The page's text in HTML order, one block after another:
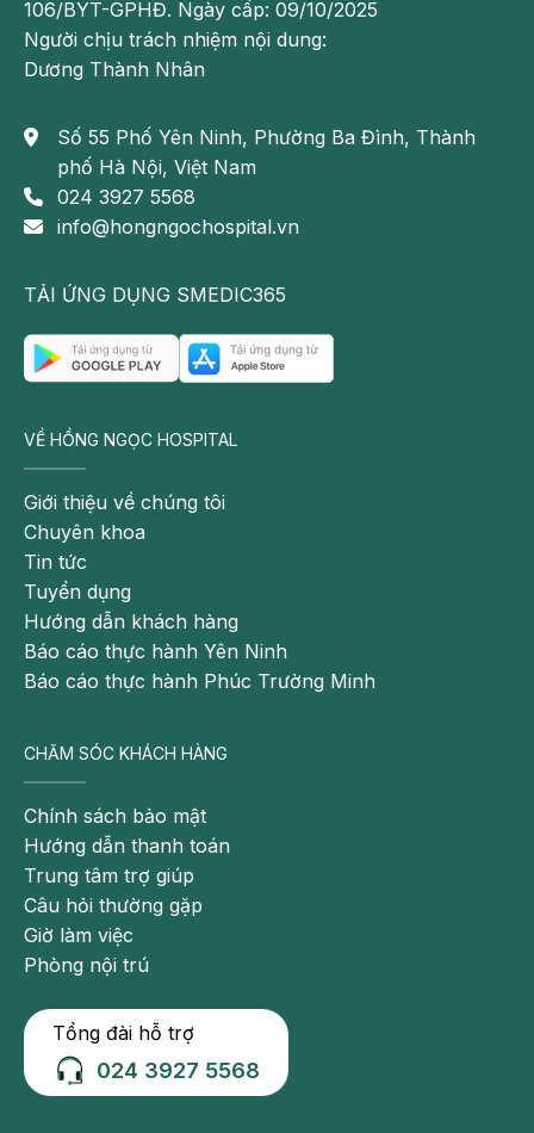
106/BYT-GPHĐ. Ngày cấp: 09/10/2025
Người chịu trách nhiệm nội dung:
Dương Thành Nhân
Số 55 Phố Yên Ninh, Phường Ba Đình, Thành
phố Hà Nội, Việt Nam
024 3927 5568
info@hongngochospital.vn
TẢI ỨNG DỤNG SMEDIC365
VỀ HỒNG NGỌC HOSPITAL
Giới thiệu về chúng tôi
Chuyên khoa
Tin tức
Tuyển dụng
Hướng dẫn khách hàng
Báo cáo thực hành Yên Ninh
Báo cáo thực hành Phúc Trường Minh
CHĂM SÓC KHÁCH HÀNG
Chính sách bảo mật
Hướng dẫn thanh toán
Trung tâm trợ giúp
Câu hỏi thường gặp
Giờ làm việc
Phòng nội trú
Tổng đài hỗ trợ
024 3927 5568